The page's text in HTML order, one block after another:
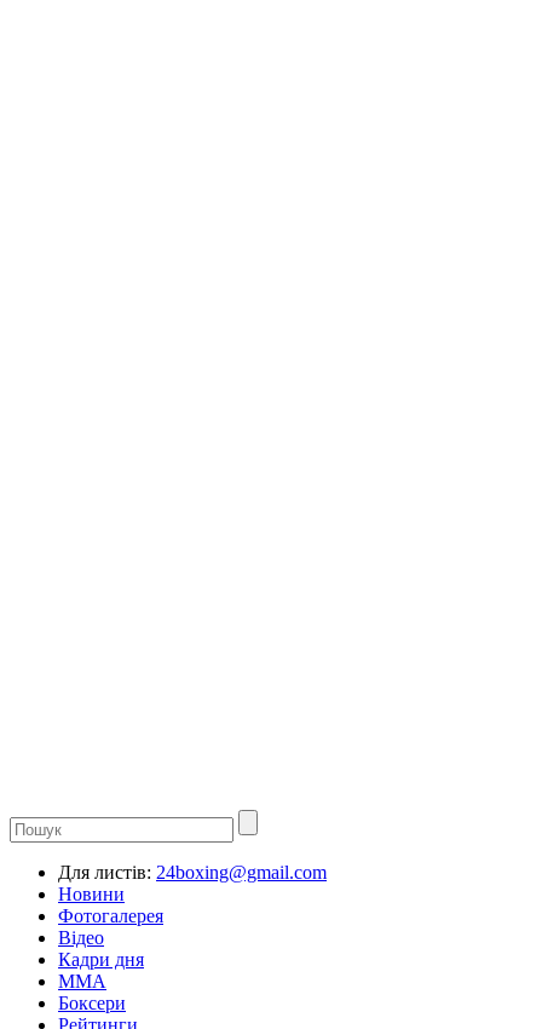
Для листів: 24boxing@gmail.com
Новини
Фотогалерея
Відео
Кадри дня
ММА
Боксери
Рейтинги